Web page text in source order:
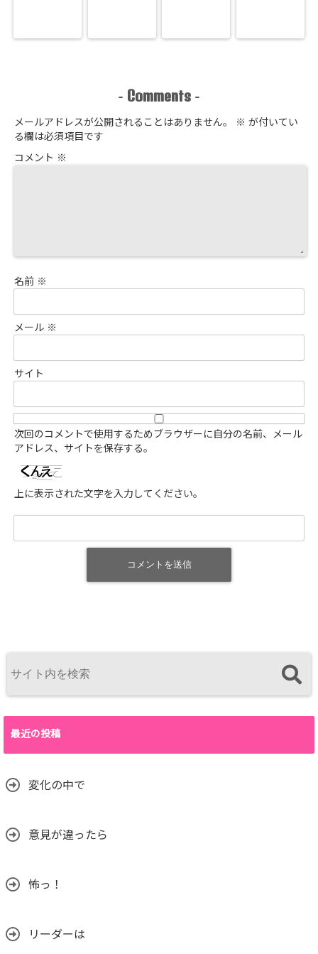
- Comments -
メールアドレスが公開されることはありません。 ※ が付いてい
る欄は必須項目です
コメント ※
名前 ※
メール ※
サイト
次回のコメントで使用するためブラウザーに自分の名前、メール
アドレス、サイトを保存する。
上に表示された文字を入力してください。
最近の投稿
変化の中で
意見が違ったら
怖っ！
リーダーは